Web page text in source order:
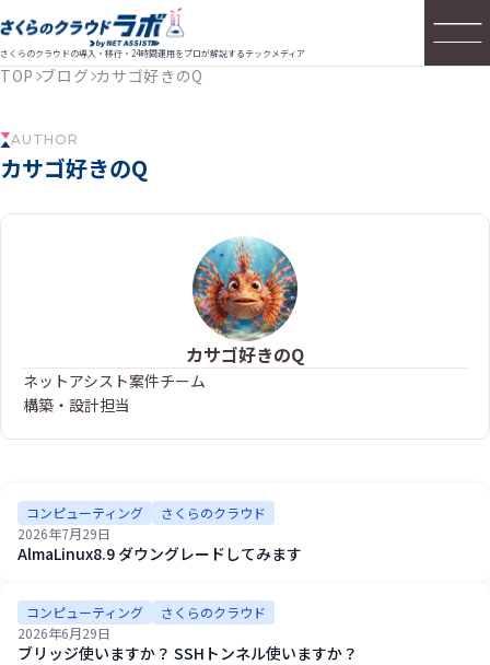
さくらのクラウドの導入・移行・24時間運用をプロが解説するテックメディア
TOP ブログ カサゴ好きのQ
AUTHOR
カサゴ好きのQ
カサゴ好きのQ
ネットアシスト案件チーム
構築・設計担当
コンピューティング
さくらのクラウド
2026年7月29日
AlmaLinux8.9 ダウングレードしてみます
コンピューティング
さくらのクラウド
2026年6月29日
ブリッジ使いますか？ SSHトンネル使いますか？